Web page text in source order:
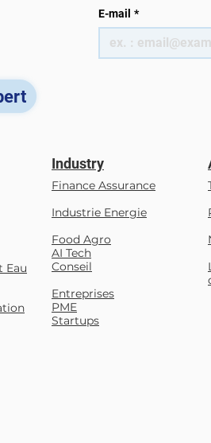
@ DT Master
| Relu par l'équipe DT
M. Ozulu L'essor
un
profond dans
Eau
E-mail *
Industry
Finance Assurance
Industrie Energie
Food Agro
AI Tech
Conseil
Entreprises
PME
Startups